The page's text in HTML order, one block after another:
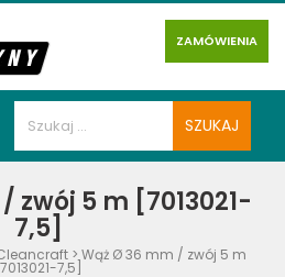
ZAMÓWIENIA
zwój 5 m [7013021-
7,5]
> Wąż Ø 36 mm / zwój 5 m
[7013021-7,5]